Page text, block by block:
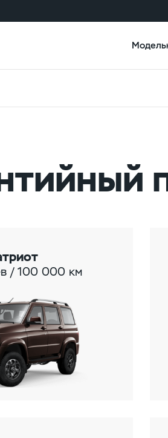
/ 100 000 км